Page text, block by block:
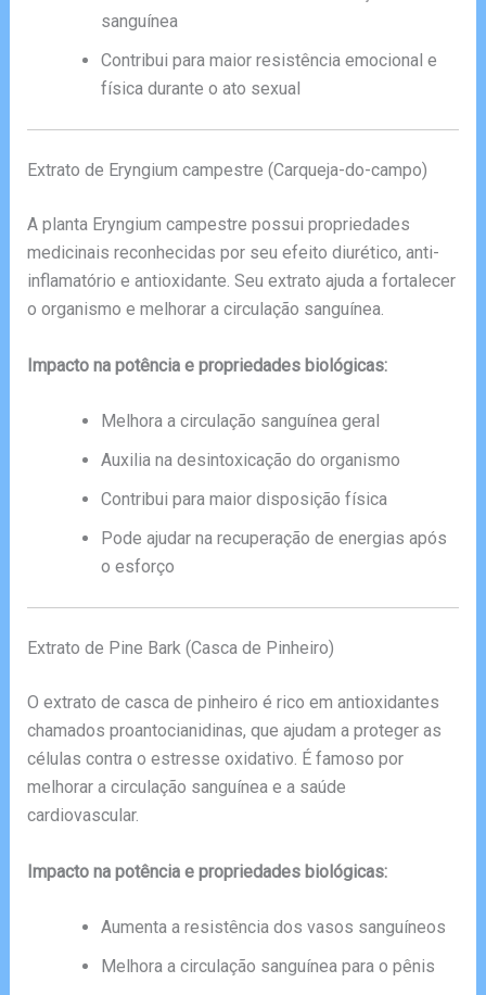
sanguínea
Contribui para maior resistência emocional e
física durante o ato sexual
Extrato de Eryngium campestre (Carqueja-do-campo)
A planta Eryngium campestre possui propriedades
medicinais reconhecidas por seu efeito diurético, anti-
inflamatório e antioxidante. Seu extrato ajuda a fortalecer
o organismo e melhorar a circulação sanguínea.
Impacto na potência e propriedades biológicas:
Melhora a circulação sanguínea geral
Auxilia na desintoxicação do organismo
Contribui para maior disposição física
Pode ajudar na recuperação de energias após
o esforço
Extrato de Pine Bark (Casca de Pinheiro)
O extrato de casca de pinheiro é rico em antioxidantes
chamados proantocianidinas, que ajudam a proteger as
células contra o estresse oxidativo. É famoso por
melhorar a circulação sanguínea e a saúde
cardiovascular.
Impacto na potência e propriedades biológicas:
Aumenta a resistência dos vasos sanguíneos
Melhora a circulação sanguínea para o pênis